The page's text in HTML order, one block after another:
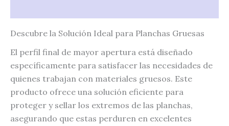
Descubre la Solución Ideal para Planchas Gruesas
El perfil final de mayor apertura está diseñado
específicamente para satisfacer las necesidades de
quienes trabajan con materiales gruesos. Este
producto ofrece una solución eficiente para
proteger y sellar los extremos de las planchas,
asegurando que estas perduren en excelentes